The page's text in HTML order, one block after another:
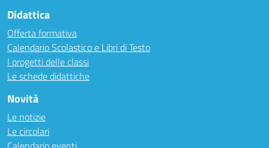
Didattica
Offerta formativa
Calendario Scolastico e Libri di Testo
I progetti delle classi
Le schede didattiche
Novità
Le notizie
Le circolari